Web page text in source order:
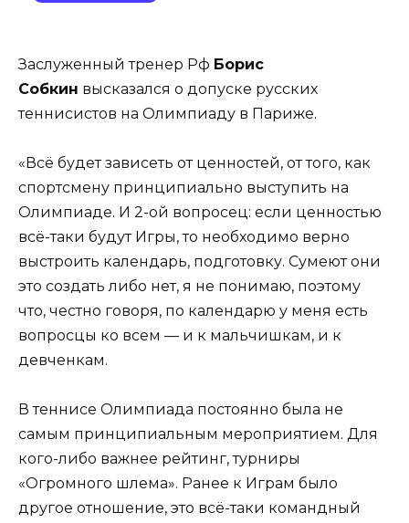
Заслуженный тренер Рф Борис
Собкин высказался о допуске русских
теннисистов на Олимпиаду в Париже.
«Всё будет зависеть от ценностей, от того, как
спортсмену принципиально выступить на
Олимпиаде. И 2-ой вопросец: если ценностью
всё-таки будут Игры, то необходимо верно
выстроить календарь, подготовку. Сумеют они
это создать либо нет, я не понимаю, поэтому
что, честно говоря, по календарю у меня есть
вопросцы ко всем — и к мальчишкам, и к
девченкам.
В теннисе Олимпиада постоянно была не
самым принципиальным мероприятием. Для
кого-либо важнее рейтинг, турниры
«Огромного шлема». Ранее к Играм было
другое отношение, это всё-таки командный